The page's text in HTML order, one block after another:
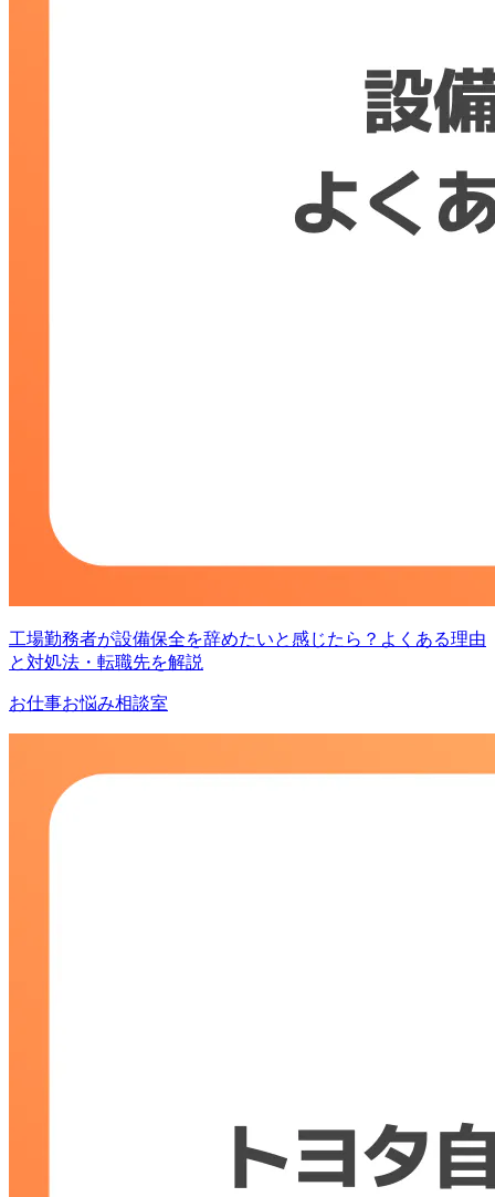
工場勤務者が設備保全を辞めたいと感じたら？よくある理由
と対処法・転職先を解説
お仕事お悩み相談室